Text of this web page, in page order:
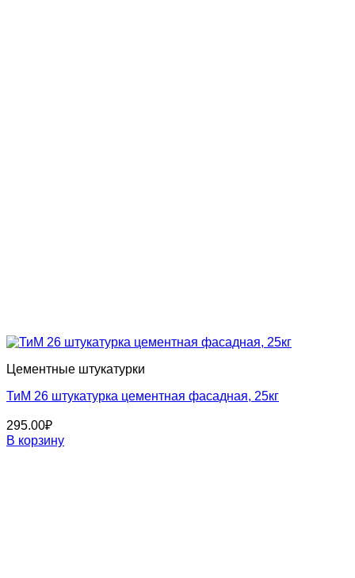
Цементные штукатурки
ТиМ 26 штукатурка цементная фасадная, 25кг
295.00₽
В корзину